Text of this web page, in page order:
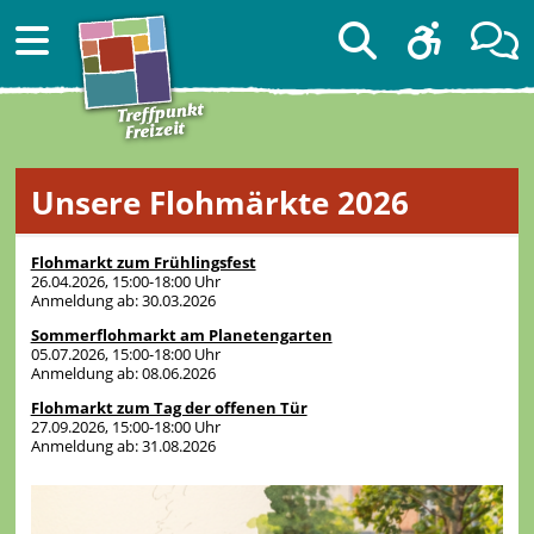
Unsere Flohmärkte 2026
Flohmarkt zum Frühlingsfest
26.04.2026, 15:00-18:00 Uhr
Anmeldung ab: 30.03.2026
Sommerflohmarkt am Planetengarten
05.07.2026, 15:00-18:00 Uhr
Anmeldung ab: 08.06.2026
Flohmarkt zum Tag der offenen Tür
27.09.2026, 15:00-18:00 Uhr
Anmeldung ab: 31.08.2026